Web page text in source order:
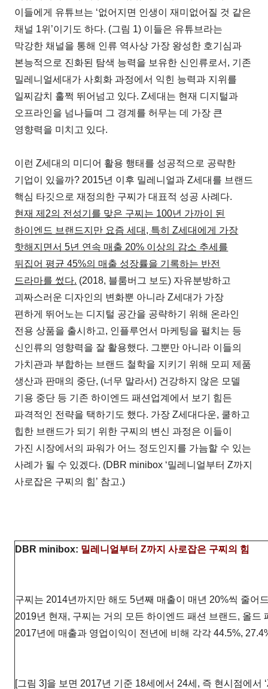
이들에게 유튜브는 ‘없어지면 인생이 재미없어질 것 같은
채널 1위’이기도 하다. (그림 1) 이들은 유튜브라는
막강한 채널을 통해 인류 역사상 가장 왕성한 호기심과
본능적으로 진화된 탐색 능력을 보유한 신인류로서, 기존
밀레니얼세대가 사회화 과정에서 익힌 능력과 지위를
일찌감치 훌쩍 뛰어넘고 있다. Z세대는 현재 디지털과
오프라인을 넘나들며 그 경계를 허무는 데 가장 큰
영향력을 미치고 있다.
이런 Z세대의 미디어 활용 행태를 성공적으로 공략한
기업이 있을까? 2015년 이후 밀레니얼과 Z세대를 브랜드
핵심 타깃으로 재정의한 구찌가 대표적 성공 사례다.
현재 제2의 전성기를 맞은 구찌는 100년 가까이 된
하이엔드 브랜드지만 요즘 세대, 특히 Z세대에게 가장
핫해지면서 5년 연속 매출 20% 이상의 감소 추세를
뒤집어 평균 45%의 매출 성장률을 기록하는 반전
드라마를 썼다. (2018, 블룸버그 보도) 자유분방하고
괴짜스러운 디자인의 변화뿐 아니라 Z세대가 가장
편하게 뛰어노는 디지털 공간을 공략하기 위해 온라인
전용 상품을 출시하고, 인플루언서 마케팅을 펼치는 등
신인류의 영향력을 잘 활용했다. 그뿐만 아니라 이들의
가치관과 부합하는 브랜드 철학을 지키기 위해 모피 제품
생산과 판매의 중단, (너무 말라서) 건강하지 않은 모델
기용 중단 등 기존 하이엔드 패션업계에서 보기 힘든
파격적인 전략을 택하기도 했다. 가장 Z세대다운, 쿨하고
힙한 브랜드가 되기 위한 구찌의 변신 과정은 이들이
가진 시장에서의 파워가 어느 정도인지를 가늠할 수 있는
사례가 될 수 있겠다. (DBR minibox ‘밀레니얼부터 Z까지
사로잡은 구찌의 힘’ 참고.)
DBR minibox: 밀레니얼부터 Z까지 사로잡은 구찌의 힘
구찌는 2014년까지만 해도 5년째 매출이 매년 20%씩 줄어
2019년 현재, 구찌는 거의 모든 하이엔드 패션 브랜드, 올
2017년에 매출과 영업이익이 전년에 비해 각각 44.5%,
[그림 3]을 보면 2017년 기준 18세에서 24세, 즉 현시점에서